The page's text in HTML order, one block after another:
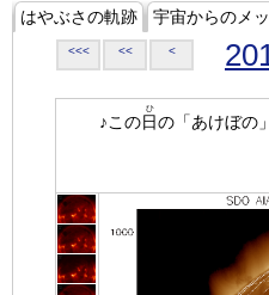
はやぶさの軌跡 宇宙からのメ
<<< << <
♪この日
ひ
の「あけぼの」